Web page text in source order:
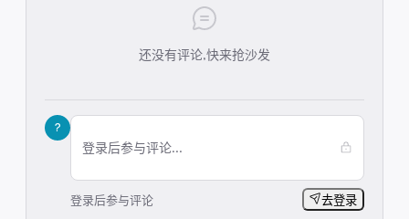
还没有评论,快来抢沙发
?
登录后参与评论...
登录后参与评论 去登录